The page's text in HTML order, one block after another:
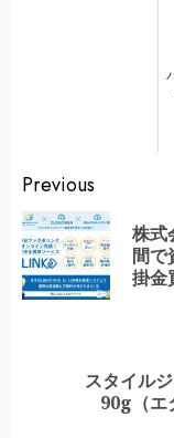
Continue
Reading
Previous
株式
間で
掛金
スタイル
90g（エ